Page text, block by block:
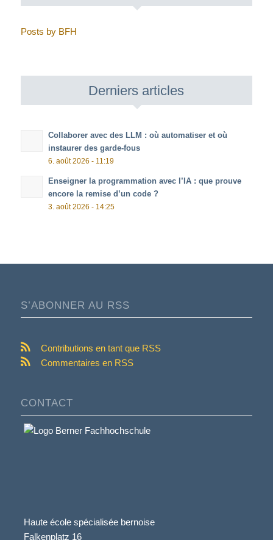
Posts by BFH
Derniers articles
Collaborer avec des LLM : où automatiser et où
instaurer des garde-fous
6. août 2026 - 11:19
Enseigner la programmation avec l’IA : que prouve
encore la remise d’un code ?
3. août 2026 - 14:25
S’ABONNER AU RSS
Contributions en tant que RSS
Commentaires en RSS
CONTACT
Haute école spécialisée bernoise
Falkenplatz 16